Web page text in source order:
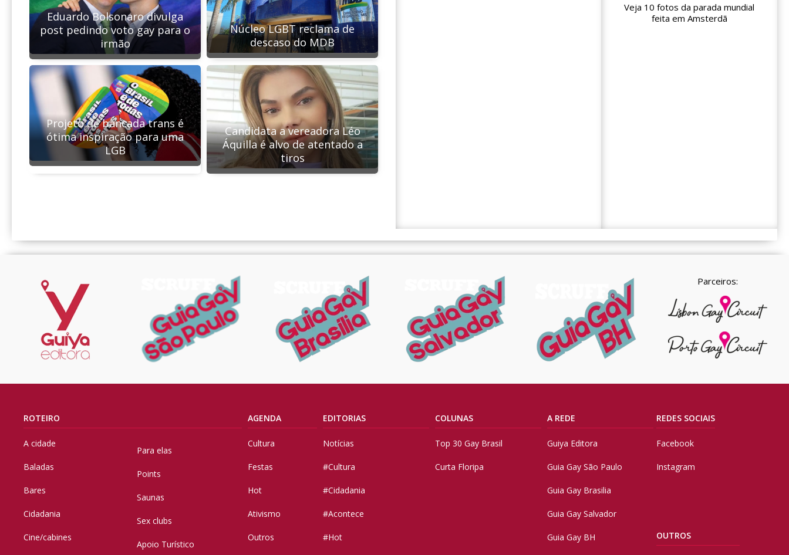
Eduardo Bolsonaro divulga
post pedindo voto gay para o
irmão
Núcleo LGBT reclama de
descaso do MDB
Projeto de bancada trans é
ótima inspiração para uma
LGB
Candidata a vereadora Léo
Áquilla é alvo de atentado a
tiros
Veja 10 fotos da parada mundial
feita em Amsterdã
Parceiros:
ROTEIRO
A cidade
Baladas
Bares
Cidadania
Cine/cabines
Para elas
Points
Saunas
Sex clubs
Apoio Turístico
AGENDA
Cultura
Festas
Hot
Ativismo
Outros
EDITORIAS
Notícias
#Cultura
#Cidadania
#Acontece
#Hot
COLUNAS
Top 30 Gay Brasil
Curta Floripa
A REDE
Guiya Editora
Guia Gay São Paulo
Guia Gay Brasilia
Guia Gay Salvador
Guia Gay BH
REDES SOCIAIS
Facebook
Instagram
OUTROS